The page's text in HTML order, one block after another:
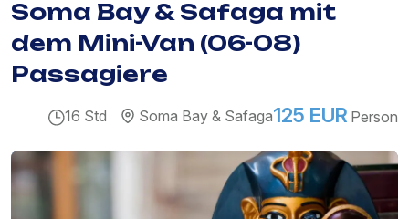
Soma Bay & Safaga mit
dem Mini-Van (06-08)
Passagiere
16 Std Soma Bay & Safaga125 EUR Person